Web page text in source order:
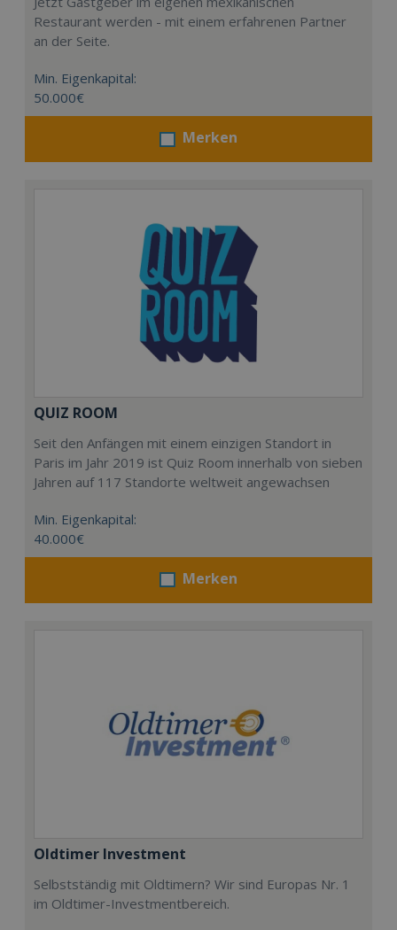
Restaurant werden - mit einem erfahrenen Partner
an der Seite.
Min. Eigenkapital:
50.000€
Merken
QUIZ ROOM
Seit den Anfängen mit einem einzigen Standort in
Paris im Jahr 2019 ist Quiz Room innerhalb von sieben
Jahren auf 117 Standorte weltweit angewachsen
Min. Eigenkapital:
40.000€
Merken
Oldtimer Investment
Selbstständig mit Oldtimern? Wir sind Europas Nr. 1
im Oldtimer-Investmentbereich.